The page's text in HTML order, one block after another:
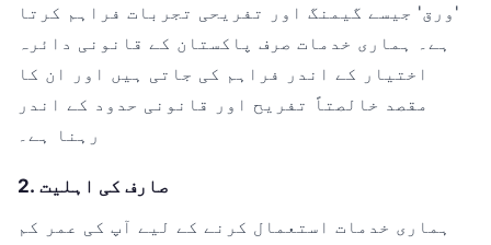
'ورق' جیسے گیمنگ اور تفریحی تجربات فراہم کرتا
ہے۔ ہماری خدمات صرف پاکستان کے قانونی دائرہ
اختیار کے اندر فراہم کی جاتی ہیں اور ان کا
مقصد خالصتاً تفریح اور قانونی حدود کے اندر
رہنا ہے۔
2. صارف کی اہلیت
ہماری خدمات استعمال کرنے کے لیے آپ کی عمر کم